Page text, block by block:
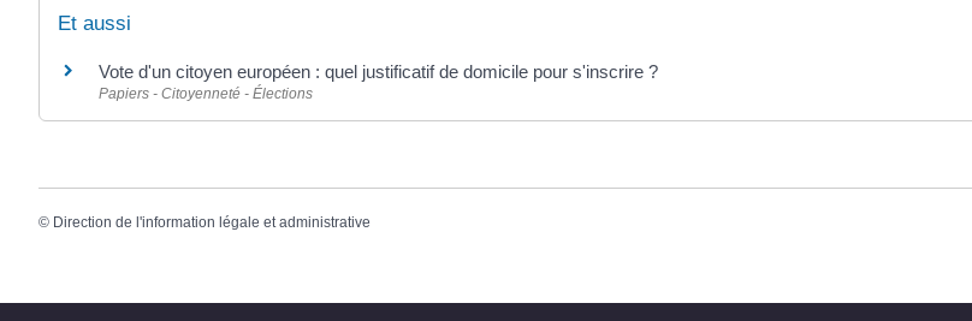
Et aussi
Vote d'un citoyen européen : quel justificatif de domicile pour s'inscrire ?
Papiers - Citoyenneté - Élections
© Direction de l'information légale et administrative